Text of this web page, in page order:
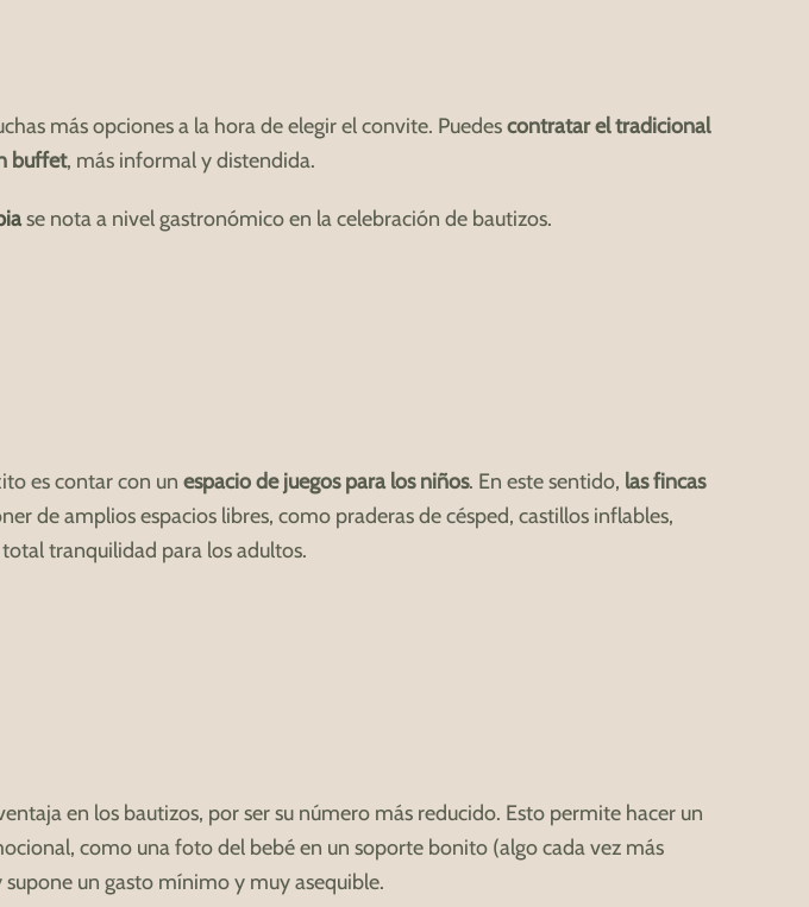
más opciones a la hora de elegir el convite. Puedescontratar el tradicional
buffet, más informal y distendida.
se nota a nivel gastronómico en la celebración de bautizos.
es contar con un espacio de juegos para los niños. En este sentido, las fincas
de amplios espacios libres, como praderas de césped, castillos inflables,
tranquilidad para los adultos.
en los bautizos, por ser su número más reducido. Esto permite hacer un
como una foto del bebé en un soporte bonito (algo cada vez más
un gasto mínimo y muy asequible.